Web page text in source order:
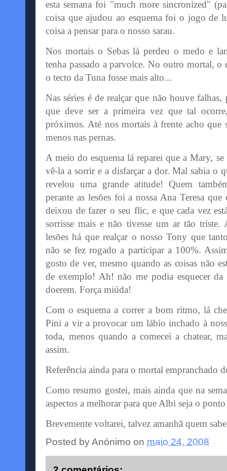
esta semana foi "much more sincronized"
coisa que ajudou ao esquema foi o jogo de
coisa a pensar para o nosso sarau.
Nos mortais o Sebaslá perdeu o medo e
tenha passado a parvoíce. No outro mortal, o
o tecto da Tuna fosse mais alto...
Nas séries é de realçar que não houve falhas,
que deve ser a primeira vez que tal
próximos. Até nos mortais à frente acho que
menos nas pernas.
A meio do esquema lá reparei que a Mary,
vê-la a sorrir e a disfarçar a dor. Mal sabia o
revelou uma grande atitude! Quem
perante as lesões foi a nossa Ana Teresa que
deixou de fazer o seu flic, e que cada vez
sorrisse mais e não tivesse um ar tão
lesões há que realçar o nosso Tony que
não se fez rogado a participar a 100%.
gosto de ver, mesmo quando as coisas não
de exemplo! Ah! não me podia esquecer
doerem. Força miúda!
Com o esquema a correr a bom ritmo, lá
Pini a vir a provocar um lábio inchado à
toda, menos quando a comecei a chatear,
assim.
Referência ainda para o mortal empranchado
Como resumo gostei, mais ainda que na
aspectos a melhorar para que Albi seja o
Brevemente voltarei, talvez amanhã quem
Posted byAnónimo on maio 24, 2008